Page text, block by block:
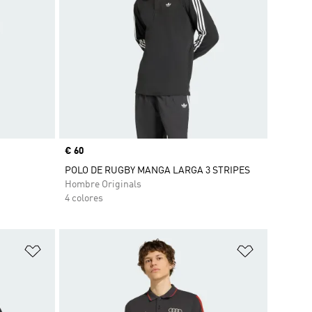
Precio
€ 60
POLO DE RUGBY MANGA LARGA 3 STRIPES
Hombre Originals
4 colores
Añadir a la lista de deseos